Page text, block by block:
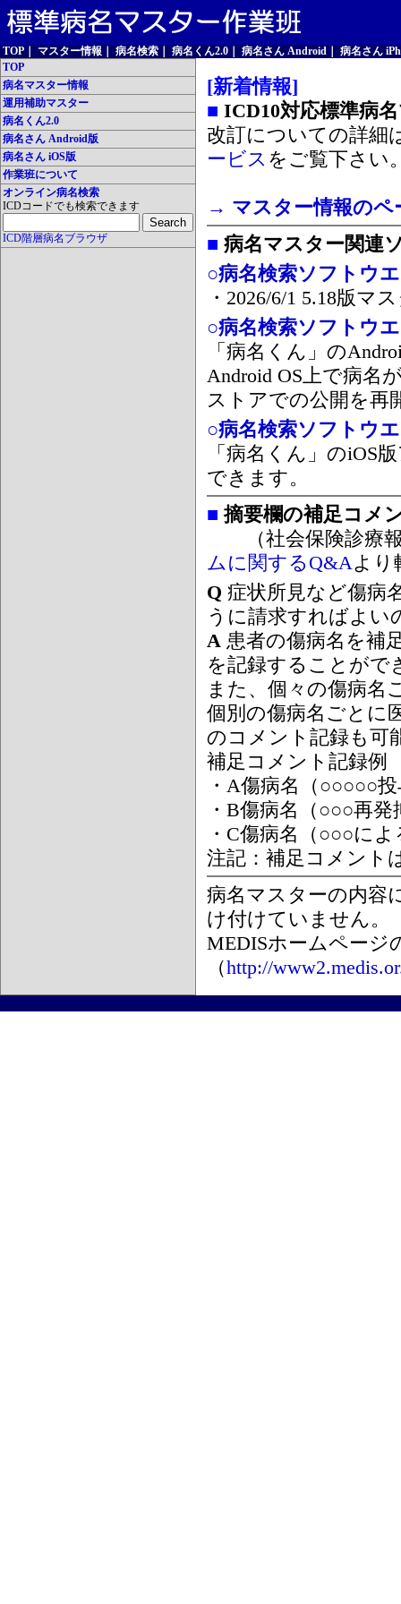
TOP マスター情報 病名検索 病名くん2.0 病名さん Android
病名さん
TOP
病名マスター情報
運用補助マスター
病名くん2.0
病名さん Android版
病名さん iOS版
作業班について
オンライン病名検索
ICDコードでも検索できます
ICD階層病名ブラウザ
[新着情報]
■ ICD10対応標準病
改訂についての詳細
ービス をご覧下さい
→ マスター情報のペ
■ 病名マスター関連
○病名検索ソフトウ
・2026/6/1 5.18版マ
○病名検索ソフトウ
「病名くん」の
Android OS上で病名
ストアでの公開を再
○病名検索ソフトウ
「病名くん」のiOS
できます。
■ 摘要欄の補足コメ
（社会保険診療報
ムに関するQ&Aより
Q 症状所見など傷病
うに請求すればよい
A 患者の傷病名を補
を記録することがで
また、個々の傷病名
個別の傷病名ごとに
のコメント記録も可
補足コメント記録例
・A傷病名（○○○○○
・B傷病名（○○○再
・C傷病名（○○○に
注記：補足コメント
病名マスターの内容
け付けていません。
MEDISホームページ
（http://